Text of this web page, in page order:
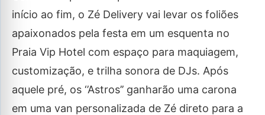
início ao fim, o Zé Delivery vai levar os foliões
apaixonados pela festa em um esquenta no
Praia Vip Hotel com espaço para maquiagem,
customização, e trilha sonora de DJs. Após
aquele pré, os ‘’Astros’’ ganharão uma carona
em uma van personalizada de Zé direto para a